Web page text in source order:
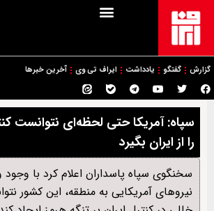
گزارش گفتگو یادداشت ایراف تی وی آخرین خبرها
سپاه: آمریکا حتی لحظه‌ای نتوانست
را از ایران بگیرد
سخنگوی سپاه پاسداران اعلام کرد با وجود
نیروهای آمریکایی به منطقه، این کشور